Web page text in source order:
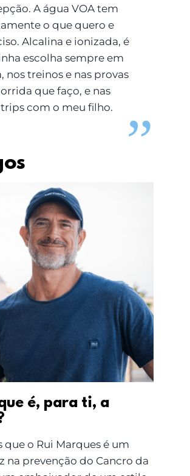
A água VOA tem
o que quero e
Alcalina e ionizada, é
escolha sempre em
nos treinos e nas provas
que faço, e nas
com o meu filho.
é, para ti, a
que o Rui Marques é um
na prevenção do Cancro da